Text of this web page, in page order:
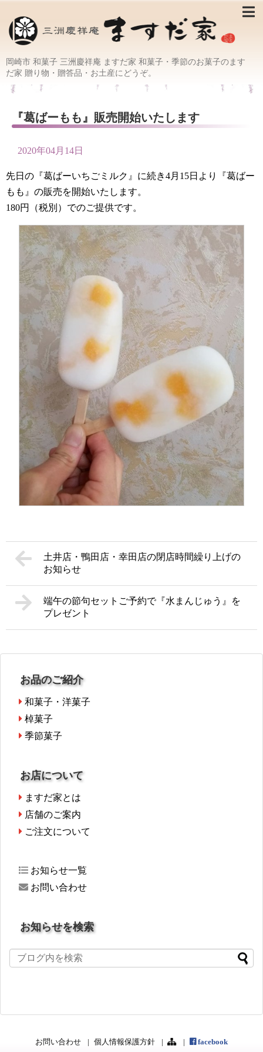
岡崎市 和菓子 三洲慶祥庵 ますだ家 和菓子・季節のお菓子のます
だ家 贈り物・贈答品・お土産にどうぞ。
『葛ばーもも』販売開始いたします
2020年04月14日
先日の『葛ばーいちごミルク』に続き4月15日より『葛ばー
もも』の販売を開始いたします。
180円（税別）でのご提供です。
土井店・鴨田店・幸田店の閉店時間繰り上げの
お知らせ
端午の節句セットご予約で『水まんじゅう』を
プレゼント
お品のご紹介
和菓子・洋菓子
棹菓子
季節菓子
お店について
ますだ家とは
店舗のご案内
ご注文について
お知らせ一覧
お問い合わせ
お知らせを検索
お問い合わせ 個人情報保護方針 facebook